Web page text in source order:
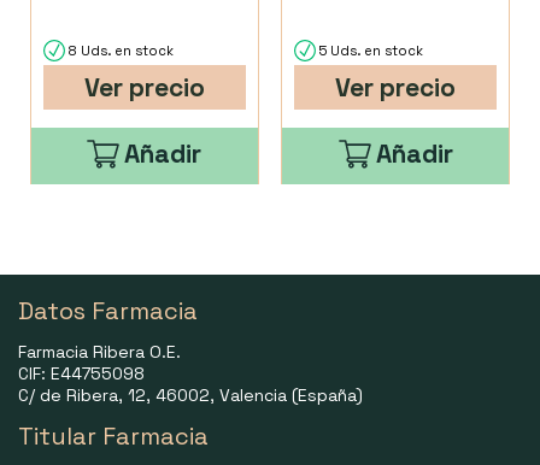
8 Uds. en stock
Ver precio
Añadir
5 Uds. en stock
Ver precio
Añadir
Datos Farmacia
Farmacia Ribera O.E.
CIF: E44755098
C/ de Ribera, 12, 46002, Valencia (España)
Titular Farmacia